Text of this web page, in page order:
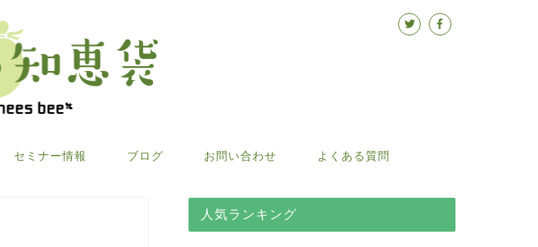
セミナー情報 ブログ お問い合わせ よくある質問
人気ランキング